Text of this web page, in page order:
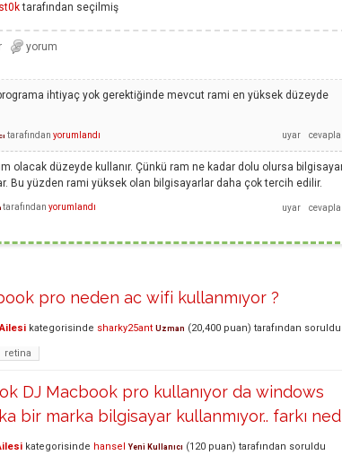
tarafından seçilmiş
ihtiyaç yok gerektiğinde mevcut rami en yüksek düzeyde
tarafından yorumlandı
olacak düzeyde kullanır. Çünkü ram ne kadar dolu olursa
Bu yüzden rami yüksek olan bilgisayarlar daha çok tercih edilir.
tarafından yorumlandı
pro neden ac wifi kullanmıyor ?
kategorisinde sharky25ant Uzman (20,400 puan) tarafından soruldu
retina
DJ Macbook pro kullanıyor da windows
bir marka bilgisayar kullanmıyor.. farkı
kategorisinde hansel Yeni Kullanıcı (120 puan) tarafından soruldu